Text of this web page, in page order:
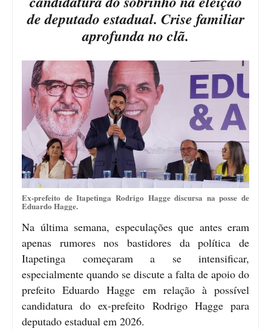
de deputado estadual. Crise familiar
aprofunda no clã.
Ex-prefeito de Itapetinga Rodrigo Hagge discursa na posse de
Eduardo Hagge.
Na última semana, especulações que antes eram
apenas rumores nos bastidores da política de
Itapetinga começaram a se intensificar,
especialmente quando se discute a falta de apoio do
prefeito Eduardo Hagge em relação à possível
candidatura do ex-prefeito Rodrigo Hagge para
deputado estadual em 2026.